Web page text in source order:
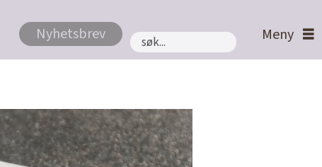
Nyhetsbrev
Søk